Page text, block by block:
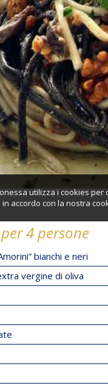
utilizza i cookies
in accordo con la nostra
4 persone
bianchi e neri
vergine di oliva